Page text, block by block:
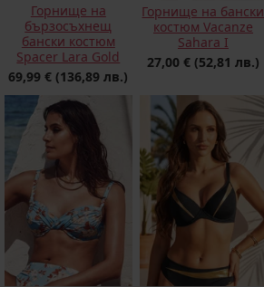
Горнище на
бързосъхнещ
бански костюм
Spacer Lara Gold
69,99 € (136,89 лв.)
Горнище на бански
костюм Vacanze
Sahara I
27,00 € (52,81 лв.)